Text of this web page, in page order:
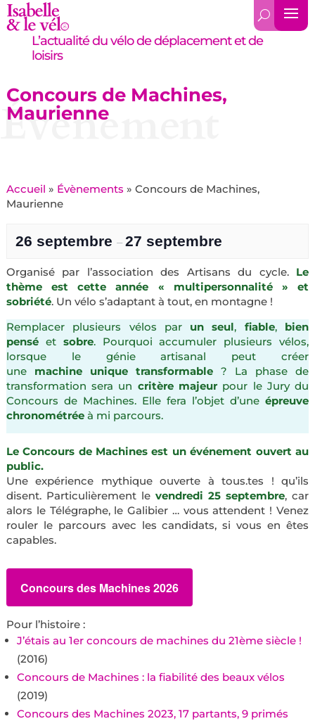
L’actualité du vélo de déplacement et de
loisirs
Concours de Machines,
Maurienne
Évènement
Accueil » Évènements » Concours de Machines,
Maurienne
26 septembre – 27 septembre
Organisé par l’association des Artisans du cycle. Le
thème est cette année « multipersonnalité » et
sobriété. Un vélo s’adaptant à tout, en montagne !
Remplacer plusieurs vélos par un seul, fiable, bien
penséet sobre. Pourquoi accumuler plusieurs vélos,
lorsque le génie artisanal peut créer
une machine unique transformable ? La phase de
transformation sera un critère majeur pour le Jury du
Concours de Machines. Elle fera l’objet d’uneépreuve
chronométréeà mi parcours.
Le Concours de Machines est un événement ouvert au
public.
Une expérience mythique ouverte à tous.tes ! qu’ils
disent. Particulièrement le vendredi 25 septembre, car
alors le Télégraphe, le Galibier … vous attendent ! Venez
rouler le parcours avec les candidats, si vous en êtes
capables.
Concours des Machines 2026
Pour l’histoire :
J’étais au 1er concours de machines du 21ème siècle !
(2016)
Concours de Machines : la fiabilité des beaux vélos
(2019)
Concours des Machines 2023, 17 partants, 9 primés